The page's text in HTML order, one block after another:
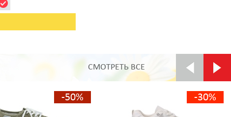
СМОТРЕТЬ ВСЕ
-50% -30%